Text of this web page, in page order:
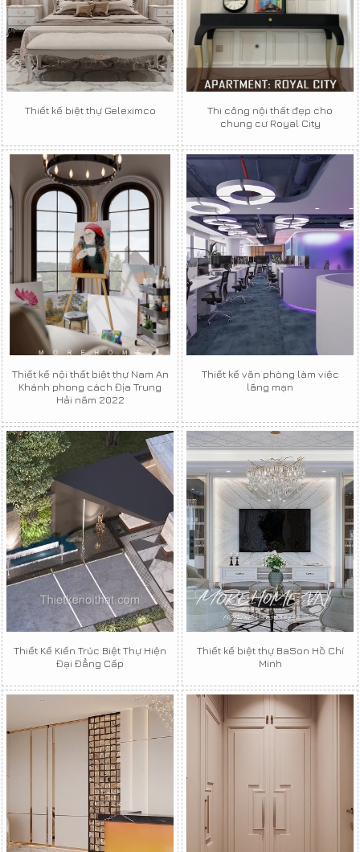
Thiết kế biệt thự Geleximco
Thi công nội thất đẹp cho
chung cư Royal City
Thiết kế nội thất biệt thự Nam An
Khánh phong cách Địa Trung
Hải năm 2022
Thiết kế văn phòng làm việc
lãng mạn
Thiết Kế Kiến Trúc Biệt Thự Hiện
Đại Đẳng Cấp
Thiết kế biệt thự BaSon Hồ Chí
Minh